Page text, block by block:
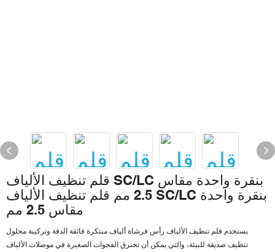
قلم تنظيف الألياف SC/LC بنقرة واحدة مقاس
2.5 مم قلم تنظيف الألياف SC/LC بنقرة واحدة
مقاس 2.5 مم
يستخدم قلم تنظيف الألياف رأس فرشاة ألياف مبتكرة فائقة الدقة وتركيبة محلول
تنظيف صديقة للبيئة، والتي يمكن أن تخترق الفجوات الصغيرة في موصلات الألياف